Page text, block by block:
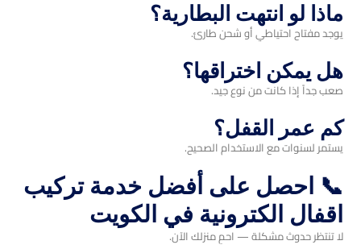
ماذا لو انتهت البطارية؟
يوجد مفتاح احتياطي أو شحن طارئ.
هل يمكن اختراقها؟
صعب جداً إذا كانت من نوع جيد.
كم عمر القفل؟
يستمر لسنوات مع الاستخدام الصحيح.
📞 احصل على أفضل خدمة تركيب
اقفال الكترونية في الكويت
لا تنتظر حدوث مشكلة — احمِ منزلك الآن.